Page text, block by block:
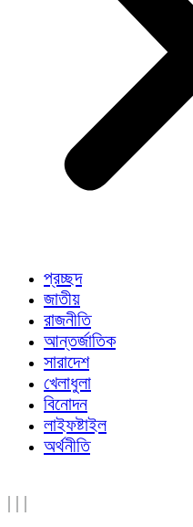
প্রচ্ছদ
জাতীয়
রাজনীতি
আন্তর্জাতিক
সারাদেশ
খেলাধুলা
বিনোদন
লাইফষ্টাইল
অর্থনীতি
| | |